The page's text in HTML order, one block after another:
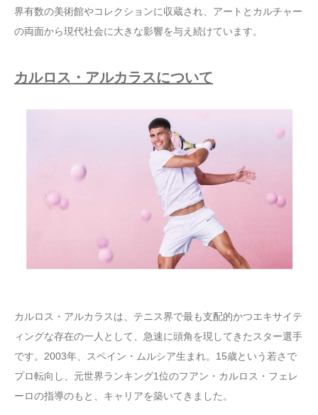
界有数の美術館やコレクションに収蔵され、アートとカルチャー
の両面から現代社会に大きな影響を与え続けています。
カルロス・アルカラスについて
カルロス・アルカラスは、テニス界で最も支配的かつエキサイテ
ィングな存在の一人として、急速に頭角を現してきたスター選手
です。2003年、スペイン・ムルシア生まれ。15歳という若さで
プロ転向し、元世界ランキング1位のフアン・カルロス・フェレ
ーロの指導のもと、キャリアを築いてきました。